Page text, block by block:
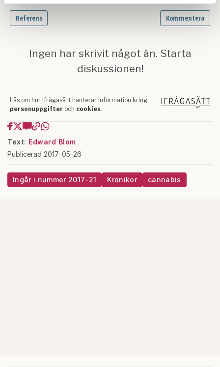
information som du har tillhandahållit eller som de har
kan du göra dethär.
Text: Edward Blom
Publicerad 2017-05-26
Ingår i nummer 2017-21 Krönikor cannabis